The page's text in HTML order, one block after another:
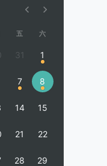
五 六
31 1
7 8
14 15
21 22
28 29